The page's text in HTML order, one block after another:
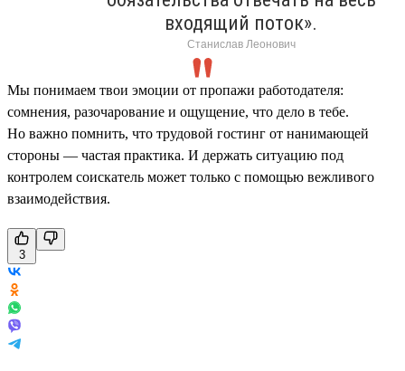
входящий поток».
Станислав Леонович
Мы понимаем твои эмоции от пропажи работодателя:
сомнения, разочарование и ощущение, что дело в тебе.
Но важно помнить, что трудовой гостинг от нанимающей
стороны — частая практика. И держать ситуацию под
контролем соискатель может только с помощью вежливого
взаимодействия.
3